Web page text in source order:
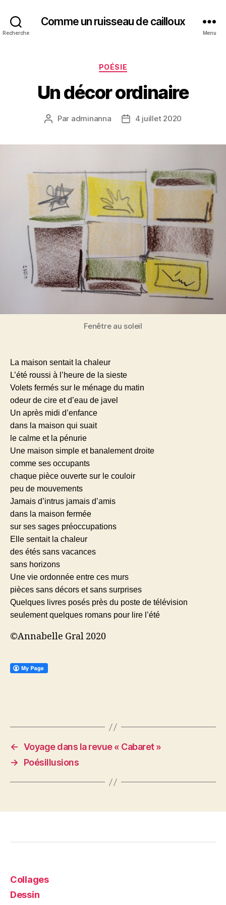
Recherche
Comme un ruisseau de cailloux
Menu
Catégories
POÉSIE
Un décor ordinaire
Auteur
Par adminanna
Date4 juillet 2020
Fenêtre au soleil
La maison sentait la chaleur
L’été roussi à l’heure de la sieste
Volets fermés sur le ménage du matin
odeur de cire et d’eau de javel
Un après midi d’enfance
dans la maison qui suait
le calme et la pénurie
Une maison simple et banalement droite
comme ses occupants
chaque pièce ouverte sur le couloir
peu de mouvements
Jamais d’intrus jamais d’amis
dans la maison fermée
sur ses sages préoccupations
Elle sentait la chaleur
des étés sans vacances
sans horizons
Une vie ordonnée entre ces murs
pièces sans décors et sans surprises
Quelques livres posés près du poste de télévision
seulement quelques romans pour lire l’été
©Annabelle Gral 2020
← Voyage dans la revue « Cabaret »
→
Poésillusions
Collages
Dessin